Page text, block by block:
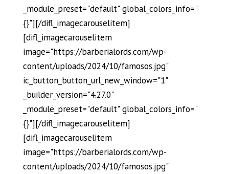
_module_preset="default" global_colors_info="
{}"][/difl_imagecarouselitem]
[difl_imagecarouselitem
image="https://barberialords.com/wp-
content/uploads/2024/10/famosos.jpg"
ic_button_button_url_new_window="1"
_builder_version="4.27.0"
_module_preset="default" global_colors_info="
{}"][/difl_imagecarouselitem]
[difl_imagecarouselitem
image="https://barberialords.com/wp-
content/uploads/2024/10/famosos.jpg"